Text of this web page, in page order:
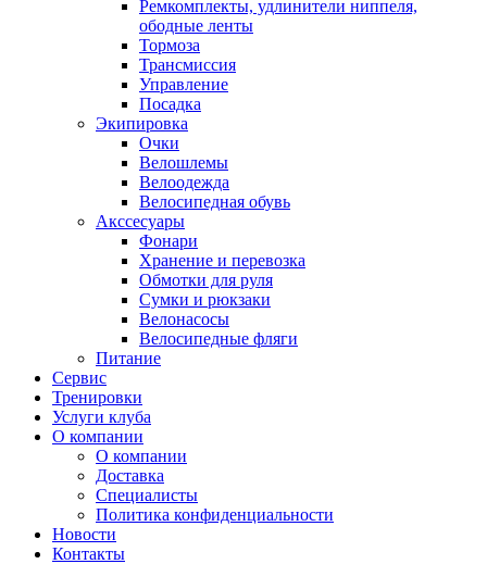
Ремкомплекты, удлинители ниппеля,
ободные ленты
Тормоза
Трансмиссия
Управление
Посадка
Экипировка
Очки
Велошлемы
Велоодежда
Велосипедная обувь
Акссесуары
Фонари
Хранение и перевозка
Обмотки для руля
Сумки и рюкзаки
Велонасосы
Велосипедные фляги
Питание
Сервис
Тренировки
Услуги клуба
О компании
О компании
Доставка
Специалисты
Политика конфиденциальности
Новости
Контакты